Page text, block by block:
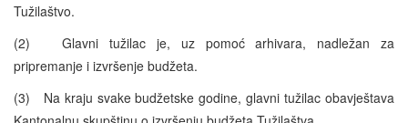
Tužilaštvo.
(2) Glavni tužilac je, uz pomoć arhivara, nadležan za
pripremanje i izvršenje budžeta.
(3) Na kraju svake budžetske godine, glavni tužilac obavještava